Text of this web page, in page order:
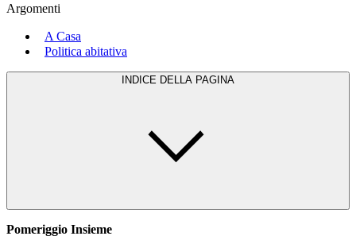
Argomenti
A Casa
Politica abitativa
INDICE DELLA PAGINA
Pomeriggio Insieme